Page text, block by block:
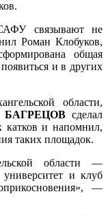
связывают не
Роман Клобуков,
общая
и в других
области,
БАГРЕЦОВсделал
катков и напомнил,
таких площадок.
области —
и клуб
—